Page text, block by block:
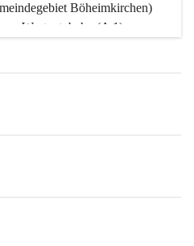
Böheimkirchen)
Westautobahn (A 1).
Wien sowie
Viele Bauernhöfe hatten
viele Wiener
Wegen des
viele Jagdpächter ihre
Sicht die bedeutendste
mit Wanderwegen durch